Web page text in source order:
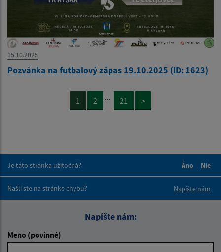
15.10.2025
Pozvánka na futbalový zápas 19.10.2025 (ID: 1623)
1 2 ... 21 >
Je táto stránka užitočná?
Áno
Nie
Našli ste na stránke chybu?
Napíšte nám
Napíšte nám:
Meno (povinné)